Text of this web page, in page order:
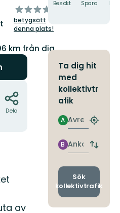
av
5
stjärnor
betygsätt
denna plats!
km från dig
Dela
av
Besökt Spara
Ta dig hit
med
kollektivtr
afik
Avresa
A
Hitta
Ankomst
B
Byt
och
Sök
kollektivtrafik